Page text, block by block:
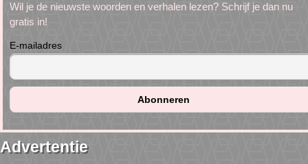
Wil je de nieuwste woorden en verhalen lezen? Schrijf je dan nu
gratis in!
E-mailadres
Advertentie